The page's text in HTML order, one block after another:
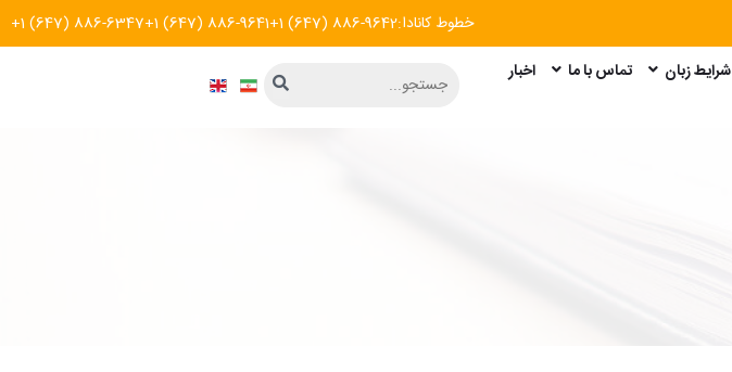
خطوط کانادا: +1 (647) 886-6347+1 (647) 886-9641+1 (647) 886-9642
شرایط زبان تماس با ما
اخبار